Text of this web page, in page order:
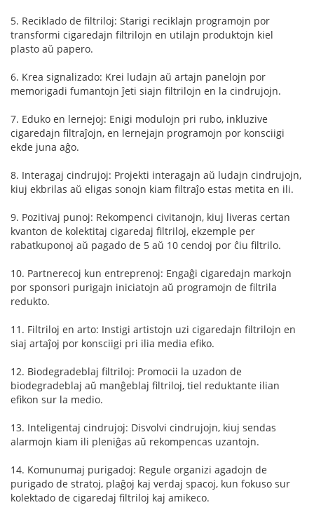
5. Reciklado de filtriloj: Starigi reciklajn programojn por
transformi cigaredajn filtrilojn en utilajn produktojn kiel
plasto aŭ papero.
6. Krea signalizado: Krei ludajn aŭ artajn panelojn por
memorigadi fumantojn ĵeti siajn filtrilojn en la cindrujojn.
7. Eduko en lernejoj: Enigi modulojn pri rubo, inkluzive
cigaredajn filtraĵojn, en lernejajn programojn por konsciigi
ekde juna aĝo.
8. Interagaj cindrujoj: Projekti interagajn aŭ ludajn cindrujojn,
kiuj ekbrilas aŭ eligas sonojn kiam filtraĵo estas metita en ili.
9. Pozitivaj punoj: Rekompenci civitanojn, kiuj liveras certan
kvanton de kolektitaj cigaredaj filtriloj, ekzemple per
rabatkuponoj aŭ pagado de 5 aŭ 10 cendoj por ĉiu filtrilo.
10. Partnerecoj kun entreprenoj: Engaĝi cigaredajn markojn
por sponsori purigajn iniciatojn aŭ programojn de filtrila
redukto.
11. Filtriloj en arto: Instigi artistojn uzi cigaredajn filtrilojn en
siaj artaĵoj por konsciigi pri ilia media efiko.
12. Biodegradeblaj filtriloj: Promocii la uzadon de
biodegradeblaj aŭ manĝeblaj filtriloj, tiel reduktante ilian
efikon sur la medio.
13. Inteligentaj cindrujoj: Disvolvi cindrujojn, kiuj sendas
alarmojn kiam ili pleniĝas aŭ rekompencas uzantojn.
14. Komunumaj purigadoj: Regule organizi agadojn de
purigado de stratoj, plaĝoj kaj verdaj spacoj, kun fokuso sur
kolektado de cigaredaj filtriloj kaj amikeco.